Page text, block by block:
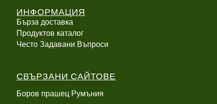
ИНФОРМАЦИЯ
Бърза доставка
Продуктов каталог
Често Задавани Въпроси
СВЪРЗАНИ САЙТОВЕ
Боров прашец Румъния